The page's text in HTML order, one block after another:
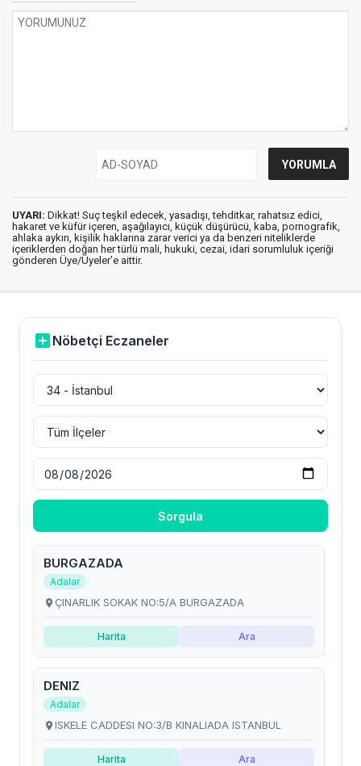
UYARI: Dikkat! Suç teşkil edecek, yasadışı, tehditkar, rahatsız edici,
hakaret ve küfür içeren, aşağılayıcı, küçük düşürücü, kaba, pornografik,
ahlaka aykırı, kişilik haklarına zarar verici ya da benzeri niteliklerde
içeriklerden doğan her türlü mali, hukuki, cezai, idari sorumluluk içeriği
gönderen Üye/Üyeler’e aittir.